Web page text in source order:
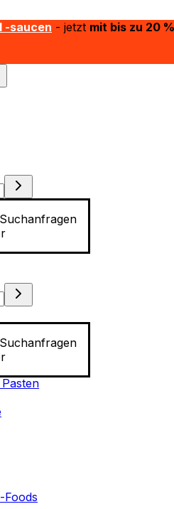
-saucen - jetzt mit bis zu 20 %
Foods